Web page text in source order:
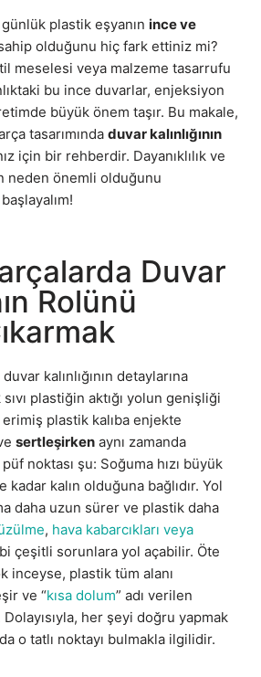
plastik eşyanın ince ve
olduğunu hiç fark ettiniz mi?
meselesi veya malzeme tasarrufu
bu ince duvarlar, enjeksiyon
büyük önem taşır. Bu makale,
tasarımında duvar kalınlığının
için bir rehberdir. Dayanıklılık ve
neden önemli olduğunu
Duvar
Rolünü
kalınlığının detaylarına
plastiğin aktığı yolun genişliği
plastik kalıba enjekte
sertleşirken aynı zamanda
noktası şu: Soğuma hızı büyük
kadar kalın olduğuna bağlıdır. Yol
daha uzun sürer ve plastik daha
, hava kabarcıkları veya
çeşitli sorunlara yol açabilir. Öte
inceyse, plastik tüm alanı
ve “kısa dolum” adı verilen
her şeyi doğru yapmak
o tatlı noktayı bulmakla ilgilidir.